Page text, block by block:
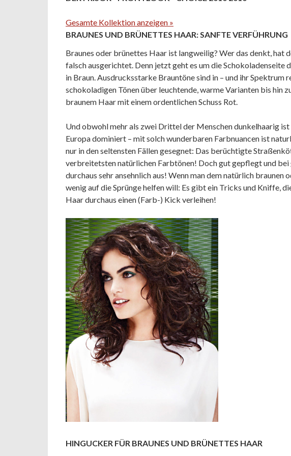
Gesamte Kollektion anzeigen »
BRAUNES UND BRÜNETTES HAAR: SANFTE VERFÜHRUNG
Braunes oder brünettes Haar ist langweilig? Wer das denkt, hat
falsch ausgerichtet. Denn jetzt geht es um die Schokoladenseite
in Braun. Ausdrucksstarke Brauntöne sind in – und ihr Spektrum
schokoladigen Tönen über leuchtende, warme Varianten bis hin
braunem Haar mit einem ordentlichen Schuss Rot.
Und obwohl mehr als zwei Drittel der Menschen dunkelhaarig
Europa dominiert – mit solch wunderbaren Farbnuancen ist
nur in den seltensten Fällen gesegnet: Das berüchtigte
verbreitetsten natürlichen Farbtönen! Doch gut gepflegt und bei
durchaus sehr ansehnlich aus! Wenn man dem natürlich braunen
wenig auf die Sprünge helfen will: Es gibt ein Tricks und Kniffe,
Haar durchaus einen (Farb-) Kick verleihen!
HINGUCKER FÜR BRAUNES UND BRÜNETTES HAAR